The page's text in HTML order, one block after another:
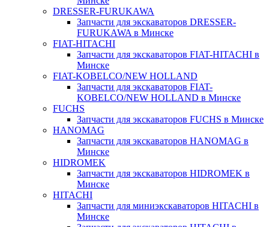
DRESSER-FURUKAWA
Запчасти для экскаваторов DRESSER-
FURUKAWA в Минске
FIAT-HITACHI
Запчасти для экскаваторов FIAT-HITACHI в
Минске
FIAT-KOBELCO/NEW HOLLAND
Запчасти для экскаваторов FIAT-
KOBELCO/NEW HOLLAND в Минске
FUCHS
Запчасти для экскаваторов FUCHS в Минске
HANOMAG
Запчасти для экскаваторов HANOMAG в
Минске
HIDROMEK
Запчасти для экскаваторов HIDROMEK в
Минске
HITACHI
Запчасти для миниэкскаваторов HITACHI в
Минске